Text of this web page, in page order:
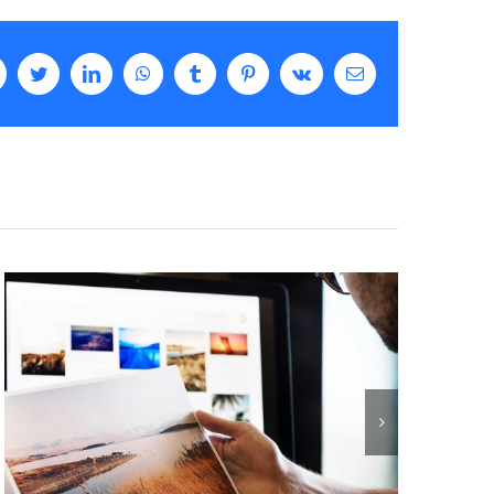
TwitterLinkedInWhatsAppTumblrPinterestVk Email